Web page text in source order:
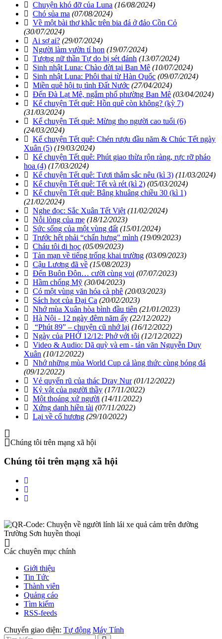
Chuyện khó đỡ của Luna (16/08/2024)
Chó sủa ma (07/08/2024)
Về một bài thơ khằc trên bia đá ở đảo Cồn Cỏ
(30/07/2024)
Ai sợ ai? (29/07/2024)
Người làm vườn tí hon (19/07/2024)
Tượng nữ thần Tự do bị sét đánh (13/07/2024)
Sinh nhật Luna: Chào đời tại Ban Mê (10/07/2024)
Sinh nhật Luna: Phôi thai từ Hàn Quốc (09/07/2024)
Miền quê hội tụ tình Đất Nước (27/04/2024)
Đến Đà Lạt Mê, ngắm phố phường Ban Mê (03/04/2024)
Kể chuyện Tết quê: Hồn quê còn không? (kỳ 7)
(31/03/2024)
Kể chuyện Tết quê: Mừng thọ người cao tuổi (6)
(24/03/2024)
Kể chuyện Tết quê: Chén rượu đầu năm & Chúc Tết ngày
Xuân (5) (19/03/2024)
Kể chuyện Tết quê: Phút giao thừa rộn ràng, rực rỡ pháo
hoa (4) (17/03/2024)
Kể chuyện Tết quê: Tươi thắm sắc nêu (kì 3) (11/03/2024)
Kể chuyện Tết quê: Tết và rét (kì 2) (05/03/2024)
Kể chuyện Tết quê: Bâng khuâng chiều 30 (kì 1)
(21/02/2024)
Nghe đọc: Sắc Xuân Tết Việt (11/02/2024)
Nỗi lòng của mẹ (18/12/2023)
Sức sống của một vùng đất (15/01/2024)
Trước hết phải “chấn hưng" mình (19/09/2023)
Cháu tôi đi học (05/09/2023)
Tản mạn về tiếng trống khai trường (03/09/2023)
Cậu Lương đã về (15/08/2023)
Đến Buôn Đôn… cười cùng voi (07/07/2023)
Hầm chống Mỹ (30/04/2023)
Có một vùng văn hóa cà phê (20/03/2023)
Sách hot của Đại Ca (20/02/2023)
Nhớ mùa Xuân hòa bình đầu tiên (21/01/2023)
Hà Nội - 12 ngày đêm năm ấy (22/12/2022)
“Phút 89” – chuyện cũ nhớ lại (16/12/2022)
Ngày của PHỞ 12/12: Phở với tôi (12/12/2022)
Video & Audio: Dã quỳ và em - tản văn Nguyễn Duy
Xuân (10/12/2022)
Nhớ những mùa World Cup cả làng thức cùng bóng đá
(09/12/2022)
Vẻ quyến rũ của thác Dray Nur (01/12/2022)
Kỷ vật của người thầy (17/11/2022)
Một thoáng xứ người (14/11/2022)
Xứng danh hiền tài (07/11/2022)
Lại về cố hương (29/10/2022)
Chúng tôi trên mạng xã hội
Chúng tôi trên mạng xã hội
Các chuyên mục chính
Giới thiệu
Tin Tức
Thành viên
Quảng cáo
Tìm kiếm
RSS-feeds
Chuyển giao diện: Tự động Máy Tính